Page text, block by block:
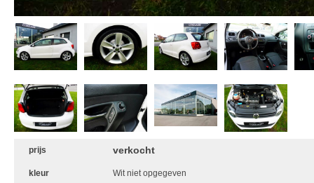
prijs verkocht
kleur Wit niet opgegeven